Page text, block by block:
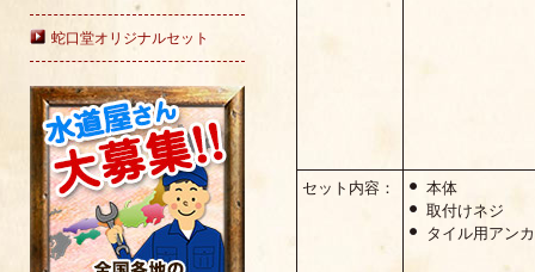
蛇口堂オリジナルセット
セット内容：
本体
取付けネジ
タイル用アン